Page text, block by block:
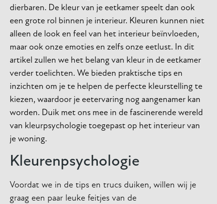
dierbaren. De kleur van je eetkamer speelt dan ook
een grote rol binnen je interieur. Kleuren kunnen niet
alleen de look en feel van het interieur beïnvloeden,
maar ook onze emoties en zelfs onze eetlust. In dit
artikel zullen we het belang van kleur in de eetkamer
verder toelichten. We bieden praktische tips en
inzichten om je te helpen de perfecte kleurstelling te
kiezen, waardoor je eetervaring nog aangenamer kan
worden. Duik met ons mee in de fascinerende wereld
van kleurpsychologie toegepast op het interieur van
je woning.
Kleurenpsychologie
Voordat we in de tips en trucs duiken, willen wij je
graag een paar leuke feitjes van de